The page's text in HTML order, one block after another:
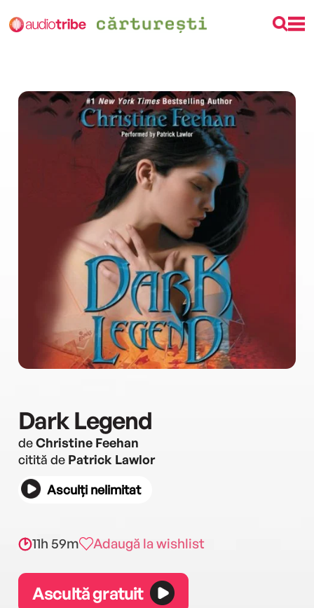
Dark Legend
deChristine Feehan
citită de Patrick Lawlor
Asculți nelimitat
11h 59m Adaugă la wishlist
Ascultă gratuit